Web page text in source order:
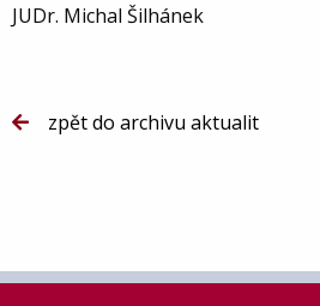
JUDr. Michal Šilhánek
zpět do archivu aktualit